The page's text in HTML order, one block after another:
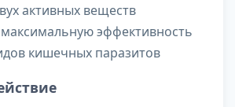
активных веществ
эффективность
кишечных паразитов